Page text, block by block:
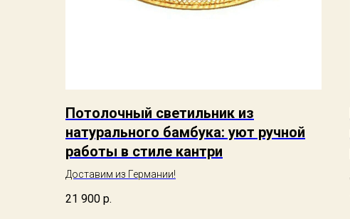
Потолочный светильник из
натурального бамбука: уют ручной
работы в стиле кантри
Доставим из Германии!
21 900 р.